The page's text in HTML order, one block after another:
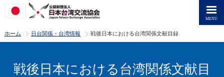
ホーム >
日台関係・台湾情報 >
戦後日本における台湾関係文献目録
戦後日本における台湾関係文献目